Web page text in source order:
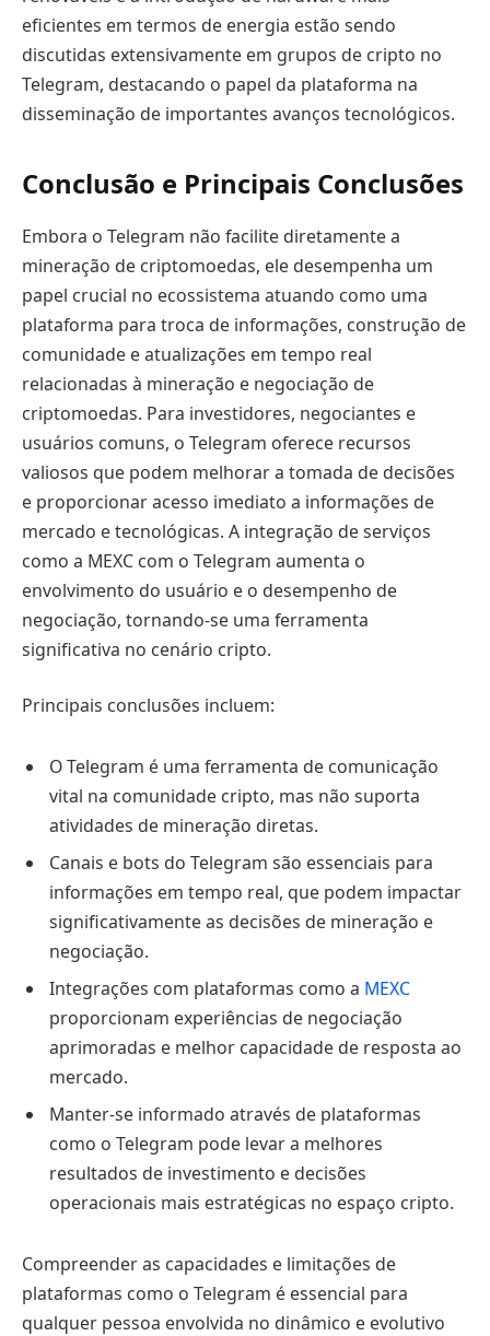
eficientes em termos de energia estão sendo
discutidas extensivamente em grupos de cripto no
Telegram, destacando o papel da plataforma na
disseminação de importantes avanços tecnológicos.
Conclusão e Principais Conclusões
Embora o Telegram não facilite diretamente a
mineração de criptomoedas, ele desempenha um
papel crucial no ecossistema atuando como uma
plataforma para troca de informações, construção de
comunidade e atualizações em tempo real
relacionadas à mineração e negociação de
criptomoedas. Para investidores, negociantes e
usuários comuns, o Telegram oferece recursos
valiosos que podem melhorar a tomada de decisões
e proporcionar acesso imediato a informações de
mercado e tecnológicas. A integração de serviços
como a MEXC com o Telegram aumenta o
envolvimento do usuário e o desempenho de
negociação, tornando-se uma ferramenta
significativa no cenário cripto.
Principais conclusões incluem:
O Telegram é uma ferramenta de comunicação
vital na comunidade cripto, mas não suporta
atividades de mineração diretas.
Canais e bots do Telegram são essenciais para
informações em tempo real, que podem impactar
significativamente as decisões de mineração e
negociação.
Integrações com plataformas como a MEXC
proporcionam experiências de negociação
aprimoradas e melhor capacidade de resposta ao
mercado.
Manter-se informado através de plataformas
como o Telegram pode levar a melhores
resultados de investimento e decisões
operacionais mais estratégicas no espaço cripto.
Compreender as capacidades e limitações de
plataformas como o Telegram é essencial para
qualquer pessoa envolvida no dinâmico e evolutivo